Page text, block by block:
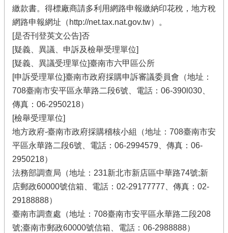
繳款書。得標廠商請多利用網路申報繳納印花稅，地方稅
網路申報網址（http://net.tax.nat.gov.tw）。
[是否刊登英文公告]否
[疑義、異議、申訴及檢舉受理單位]
[疑義、異議受理單位]臺南市六甲區公所
[申訴受理單位]臺南市政府採購申訴審議委員會（地址：
708臺南市安平區永華路二段6號、電話：06-390l030、
傳真：06-2950218）
[檢舉受理單位]
地方政府-臺南市政府採購稽核小組（地址：708臺南市安
平區永華路二段6號、電話：06-2994579、傳真：06-
2950218）
法務部調查局（地址：231新北市新店區中華路74號;新
店郵政60000號信箱、電話：02-29177777、傳真：02-
29188888）
臺南市調查處（地址：708臺南市安平區永華路二段208
號;臺南市郵政60000號信箱、電話：06-2988888）